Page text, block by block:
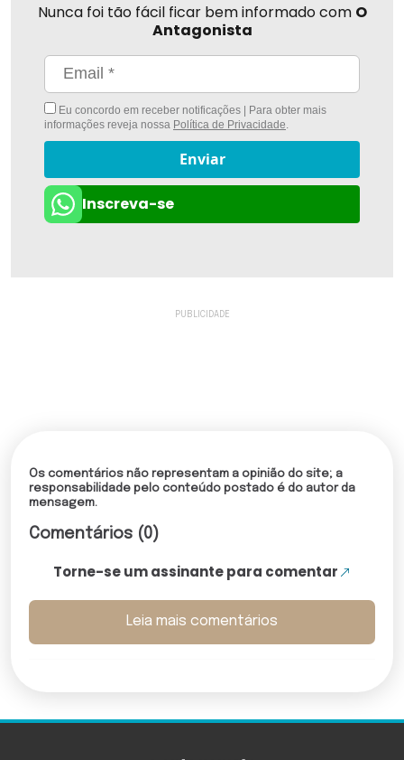
Nunca foi tão fácil ficar bem informado com O
Antagonista
Eu concordo em receber notificações | Para obter mais
informações reveja nossa Política de Privacidade.
Enviar
Inscreva-se
Os comentários não representam a opinião do site; a
responsabilidade pelo conteúdo postado é do autor da
mensagem.
Comentários (0)
Torne-se um assinante para comentar
Leia mais comentários